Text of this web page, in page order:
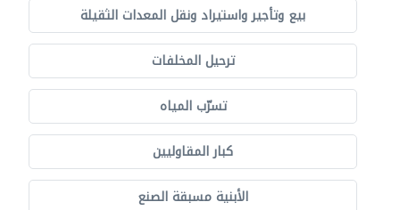
بيع وتأجير واستيراد ونقل المعدات الثقيلة
ترحيل المخلفات
تسرّب المياه
كبار المقاوليين
الأبنية مسبقة الصنع